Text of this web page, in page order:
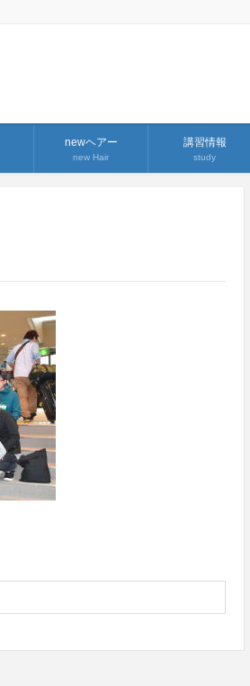
newヘアー
new Hair
講習情報
study